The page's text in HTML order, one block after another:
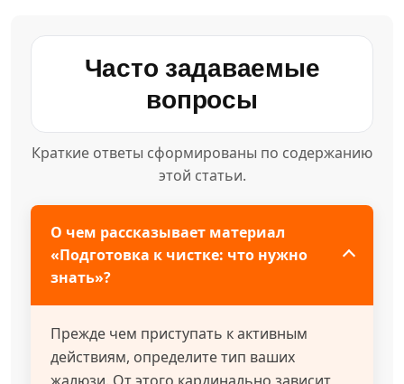
Часто задаваемые
вопросы
Краткие ответы сформированы по содержанию
этой статьи.
О чем рассказывает материал
«Подготовка к чистке: что нужно
знать»?
Прежде чем приступать к активным
действиям, определите тип ваших